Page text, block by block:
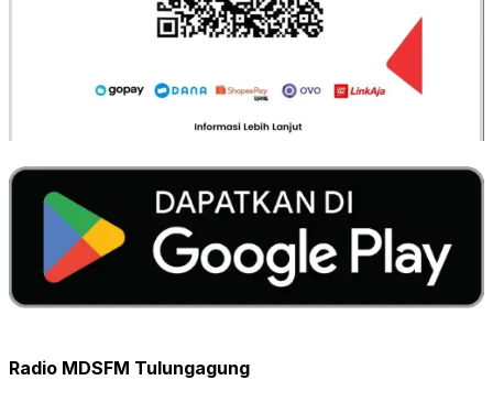
Radio MDSFM Tulungagung